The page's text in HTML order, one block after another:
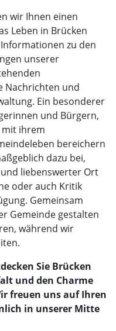
wir Ihnen einen
Leben in Brücken
zu den
unserer
Nachrichten und
Ein besonderer
und Bürgern,
ihrem
bereichern
dazu bei,
liebenswerter Ort
oder auch Kritik
Gemeinsam
Gemeinde gestalten
während wir
Sie Brücken
und den Charme
freuen uns auf Ihren
in unserer Mitte